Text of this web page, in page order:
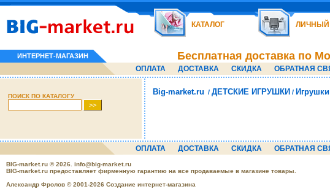
КАТАЛОГ ЛИЧНЫЙ
ИНТЕРНЕТ-МАГАЗИН Бесплатная доставка по
ОПЛАТА ДОСТАВКА СКИДКА ОБРАТНАЯ
ПОИСК ПО КАТАЛОГУ Big-market.ru / ДЕТСКИЕ ИГРУШКИ /
ОПЛАТА ДОСТАВКА СКИДКА ОБРАТНАЯ
BIG-market.ru © 2026. info@big-market.ru
BIG-market.ru предоставляет фирменную гарантию на все продаваемые в магазине товары.
Александр Фролов © 2001-2026 Создание интернет-магазина